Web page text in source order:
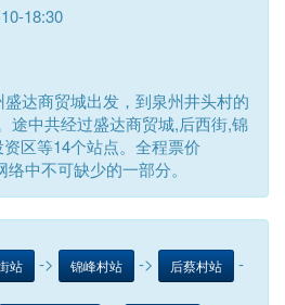
18:30
达商贸城出发，到泉州井头村的
途中共经过盛达商贸城,后西街,锦
区等14个站点。全程票价
中不可缺少的一部分。
站 -> 锦峰村站 -> 后蔡村站 -